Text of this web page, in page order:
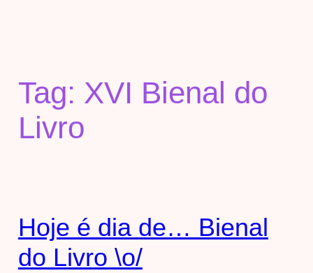
Tag: XVI Bienal do
Livro
Hoje é dia de… Bienal
do Livro \o/